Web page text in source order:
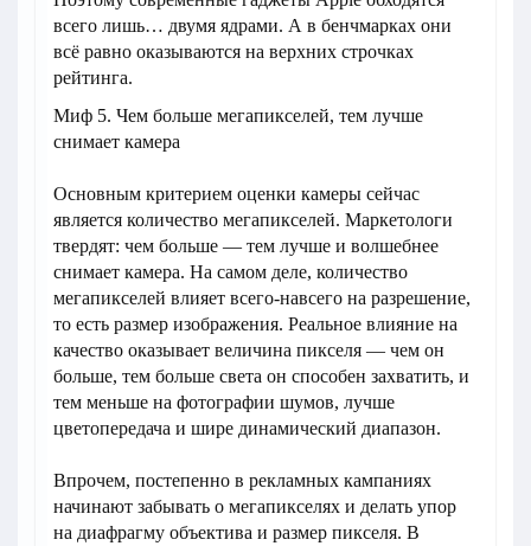
всего лишь… двумя ядрами. А в бенчмарках они
всё равно оказываются на верхних строчках
рейтинга.
Миф 5. Чем больше мегапикселей, тем лучше
снимает камера
Основным критерием оценки камеры сейчас
является количество мегапикселей. Маркетологи
твердят: чем больше — тем лучше и волшебнее
снимает камера. На самом деле, количество
мегапикселей влияет всего-навсего на разрешение,
то есть размер изображения. Реальное влияние на
качество оказывает величина пикселя — чем он
больше, тем больше света он способен захватить, и
тем меньше на фотографии шумов, лучше
цветопередача и шире динамический диапазон.
Впрочем, постепенно в рекламных кампаниях
начинают забывать о мегапикселях и делать упор
на диафрагму объектива и размер пикселя. В